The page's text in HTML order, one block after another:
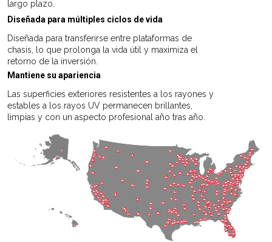
largo plazo.
Diseñada para múltiples ciclos de vida
Diseñada para transferirse entre plataformas de
chasis, lo que prolonga la vida útil y maximiza el
retorno de la inversión.
Mantiene su apariencia
Las superficies exteriores resistentes a los rayones y
estables a los rayos UV permanecen brillantes,
limpias y con un aspecto profesional año tras año.